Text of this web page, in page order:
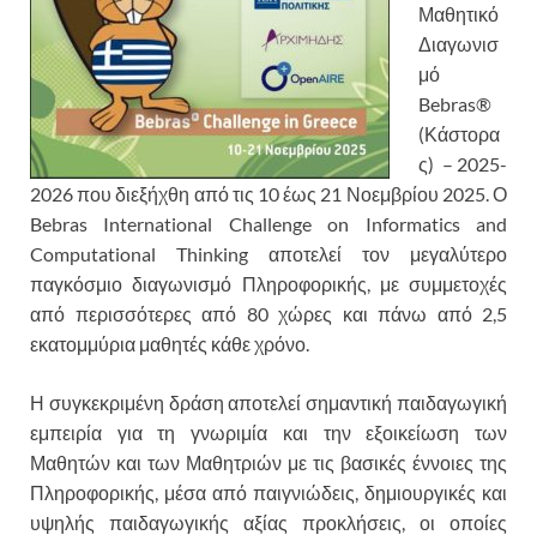
Μαθητικό
Διαγωνισ
μό
Bebras®
(Κάστορα
ς) – 2025-
2026 που διεξήχθη από τις 10 έως 21 Νοεμβρίου 2025. Ο
Bebras International Challenge on Informatics and
Computational Thinking αποτελεί τον μεγαλύτερο
παγκόσμιο διαγωνισμό Πληροφορικής, με συμμετοχές
από περισσότερες από 80 χώρες και πάνω από 2,5
εκατομμύρια μαθητές κάθε χρόνο.
Η συγκεκριμένη δράση αποτελεί σημαντική παιδαγωγική
εμπειρία για τη γνωριμία και την εξοικείωση των
Μαθητών και των Μαθητριών με τις βασικές έννοιες της
Πληροφορικής, μέσα από παιγνιώδεις, δημιουργικές και
υψηλής παιδαγωγικής αξίας προκλήσεις, οι οποίες